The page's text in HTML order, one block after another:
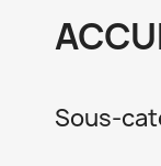
Sous-